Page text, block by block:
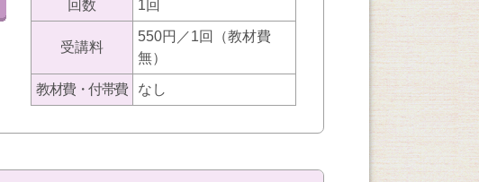
回数 1回
受講料
550円／1回（教材費
無）
教材費・付帯費 なし